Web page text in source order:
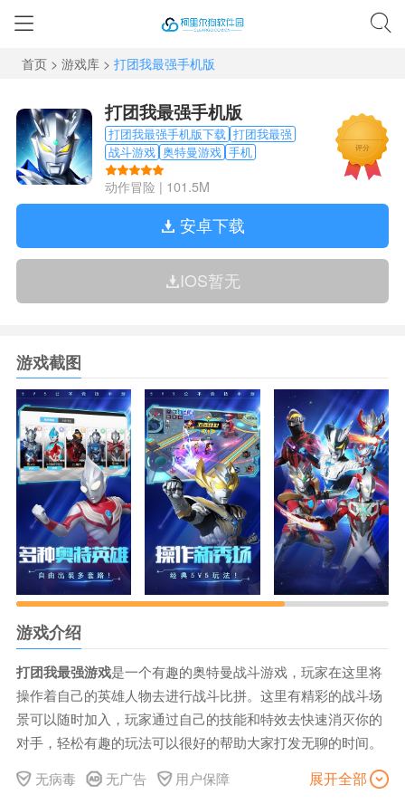
首页 > 游戏库 > 打团我最强手机版
打团我最强手机版
打团我最强手机版下载 打团我最强
战斗游戏 奥特曼游戏 手机
动作冒险 | 101.5M
评分
安卓下载
IOS暂无
游戏截图
游戏介绍
打团我最强游戏是一个有趣的奥特曼战斗游戏，玩家在这里将
操作着自己的英雄人物去进行战斗比拼。这里有精彩的战斗场
景可以随时加入，玩家通过自己的技能和特效去快速消灭你的
对手，轻松有趣的玩法可以很好的帮助大家打发无聊的时间。
打团我最强手机版简介
五十载经典特摄奥特曼改编的5V5竞技MOBA游戏热血来袭，
无病毒 无广告 用户保障 展开全部